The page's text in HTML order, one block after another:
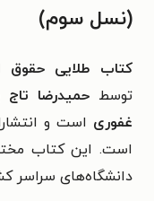
(نسل سوم)
کتاب طلایی حقوق اساسی ۱
توسطحمیدرضا تاج
غفوری است و
است. این کتاب
دانشگاه‌های سراسر